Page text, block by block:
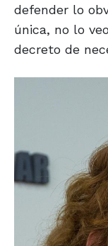
defender lo
única, no lo
decreto de